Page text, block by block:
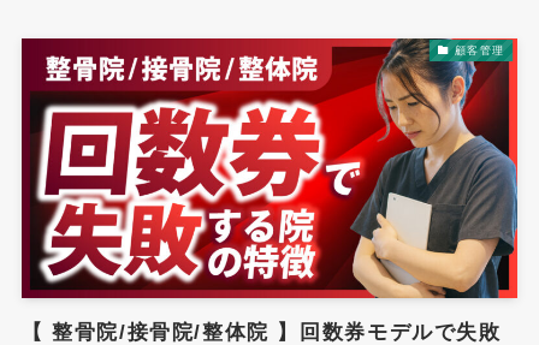
顧客管理
【 整骨院/接骨院/整体院 】回数券モデルで失敗